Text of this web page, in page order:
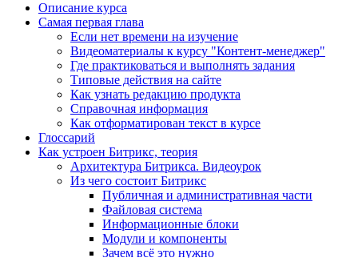
Описание курса
Самая первая глава
Если нет времени на изучение
Видеоматериалы к курсу "Контент-менеджер"
Где практиковаться и выполнять задания
Типовые действия на сайте
Как узнать редакцию продукта
Справочная информация
Как отформатирован текст в курсе
Глоссарий
Как устроен Битрикс, теория
Архитектура Битрикса. Видеоурок
Из чего состоит Битрикс
Публичная и административная части
Файловая система
Информационные блоки
Модули и компоненты
Зачем всё это нужно